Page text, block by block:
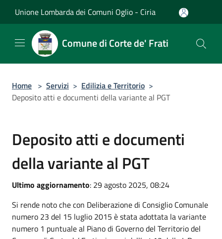
Unione Lombarda dei Comuni Oglio - Ciria
Comune di Corte de' Frati
Home > Servizi > Edilizia e Territorio >
Deposito atti e documenti della variante al PGT
Deposito atti e documenti
della variante al PGT
Ultimo aggiornamento: 29 agosto 2025, 08:24
Si rende noto che con Deliberazione di Consiglio Comunale
numero 23 del 15 luglio 2015 è stata adottata la variante
numero 1 puntuale al Piano di Governo del Territorio del